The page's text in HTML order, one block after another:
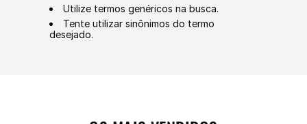
Utilize termos genéricos na busca.
Tente utilizar sinônimos do termo
desejado.